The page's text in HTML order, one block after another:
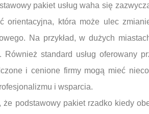
pakiet usług waha się
orientacyjna, która może ulec
Na przykład, w dużych
Również standard usług oferowany
i cenione firmy mogą mieć
i wsparcia.
że podstawowy pakiet rzadko kiedy